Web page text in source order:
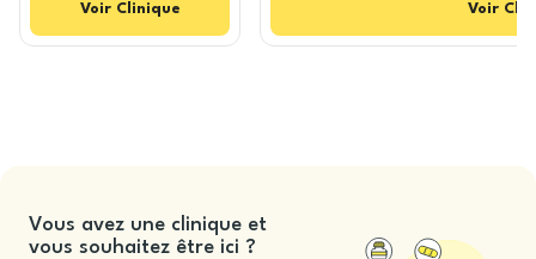
Voir Clinique Voir
Vous avez une clinique et
vous souhaitez être ici ?